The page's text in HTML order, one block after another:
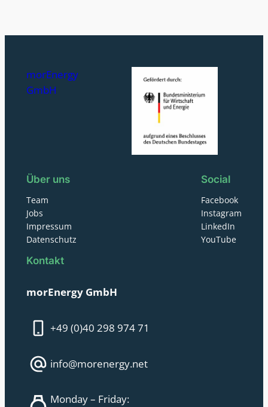
morEnergy
GmbH
Über uns
Team
Jobs
Impressum
Datenschutz
Social
Facebook
Instagram
LinkedIn
YouTube
Kontakt
morEnergy GmbH
+49 (0)40 298 974 71
info@morenergy.net
Monday – Friday: